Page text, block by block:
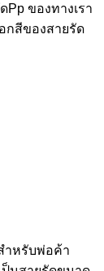
ของทางเรา
กสีของสายรัด
ำหรับพ่อค้า